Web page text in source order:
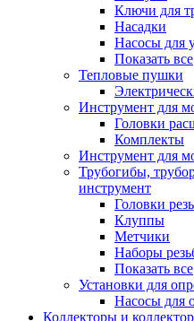
Ключи для
Насадки
Насосы для
Показать все
Тепловые пушки
Инструмент для
Головки
Комплекты
Инструмент для
Трубогибы,
инструмент
Головки
Клуппы
Метчики
Наборы
Показать все
Установки для
Насосы для
Коллекторы и